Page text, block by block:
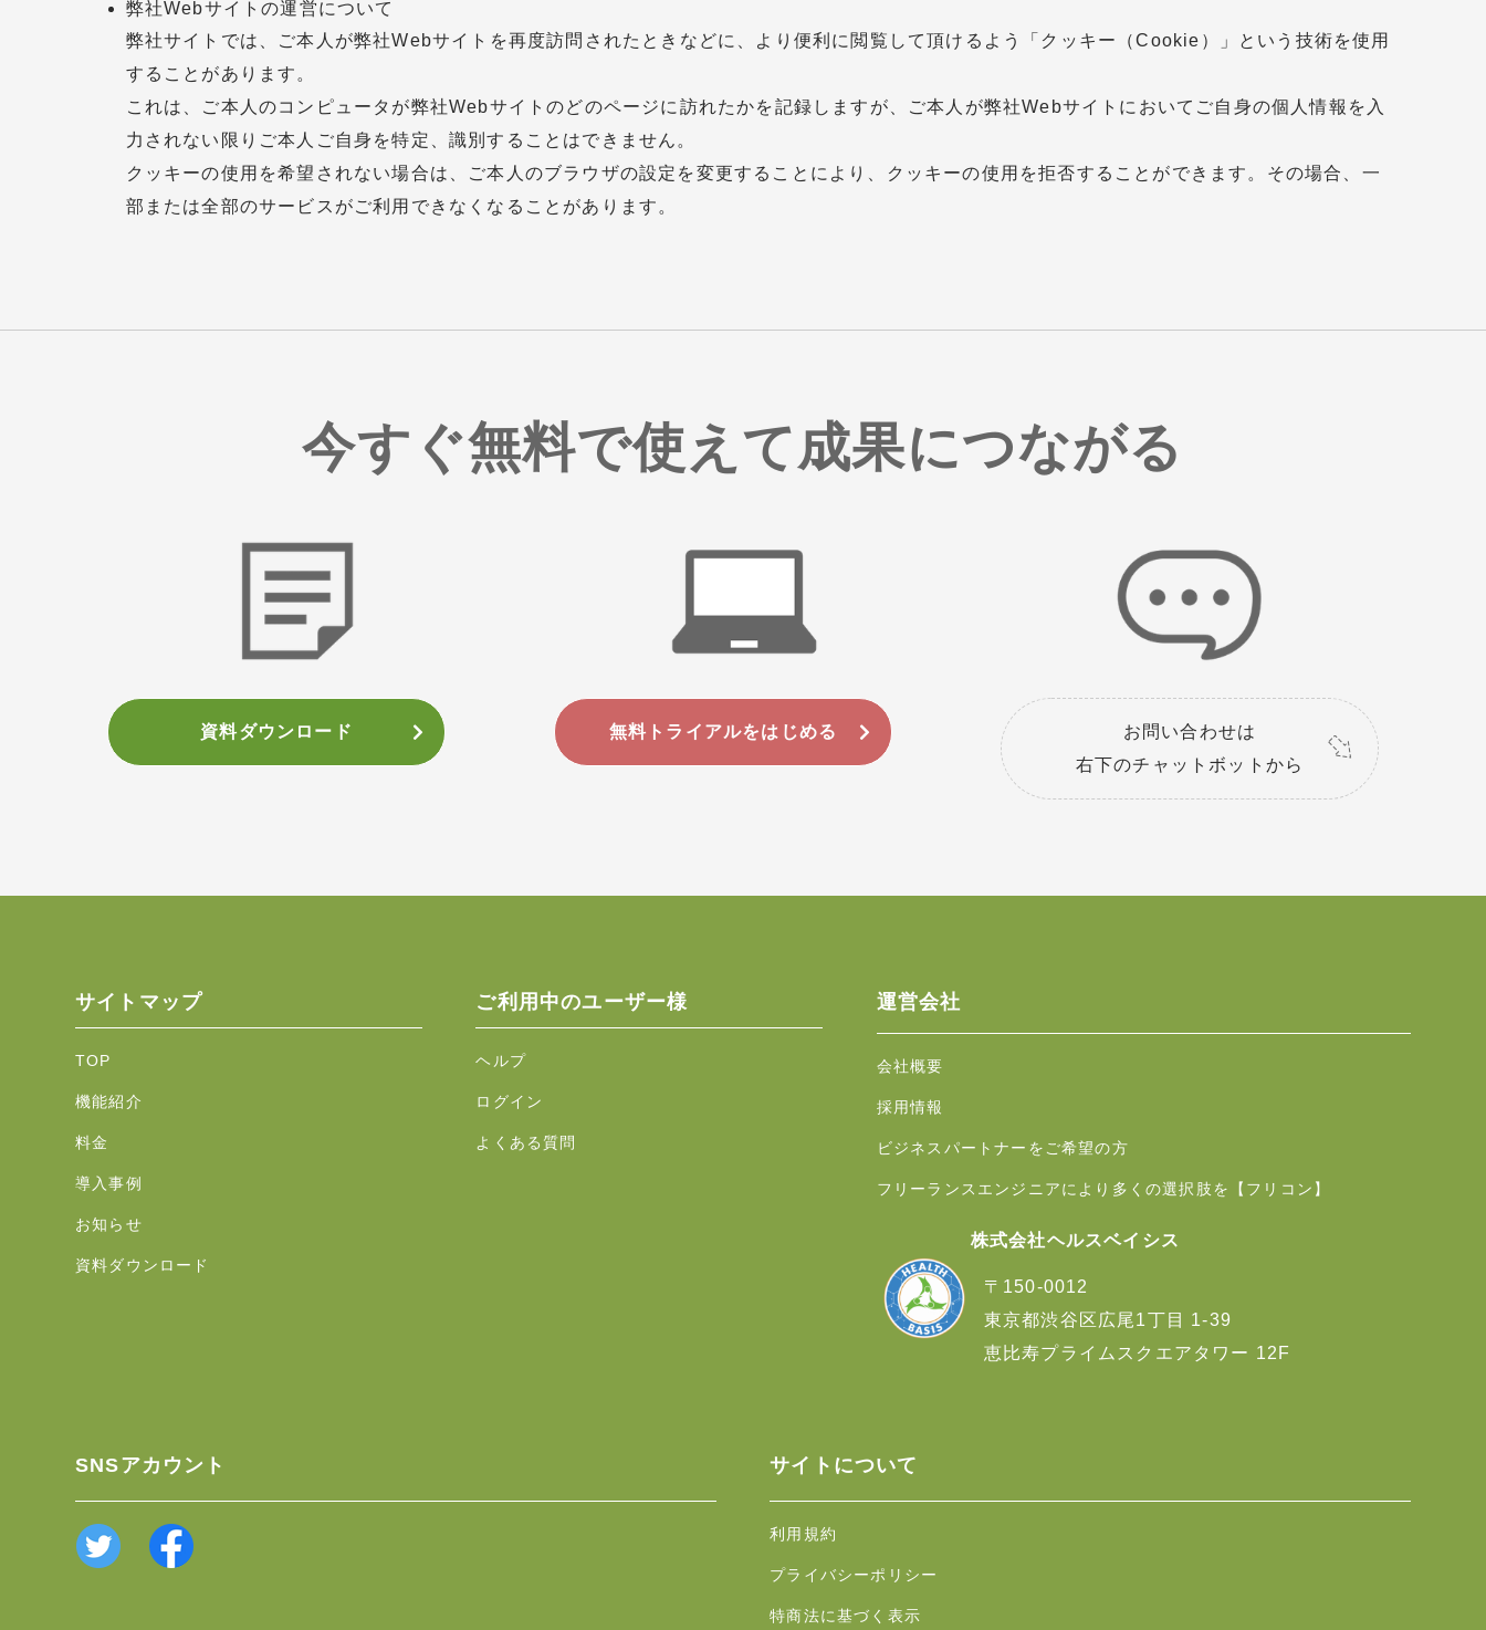
弊社Webサイトの運営について
弊社サイトでは、ご本人が弊社Webサイトを再度訪問されたときなどに、より便利に閲覧して頂けるよう「クッキー（Cookie）」という技術を使用
することがあります。
これは、ご本人のコンピュータが弊社Webサイトのどのページに訪れたかを記録しますが、ご本人が弊社Webサイトにおいてご自身の個人情報を入
力されない限りご本人ご自身を特定、識別することはできません。
クッキーの使用を希望されない場合は、ご本人のブラウザの設定を変更することにより、クッキーの使用を拒否することができます。その場合、一
部または全部のサービスがご利用できなくなることがあります。
今すぐ無料で使えて成果につながる
資料ダウンロード 無料トライアルをはじめる
お問い合わせは
右下のチャットボットから
サイトマップ
TOP
機能紹介
料金
導入事例
お知らせ
資料ダウンロード
ご利用中のユーザー様
ヘルプ
ログイン
よくある質問
運営会社
会社概要
採用情報
ビジネスパートナーをご希望の方
フリーランスエンジニアにより多くの選択肢を【フリコン】
株式会社ヘルスベイシス
〒150-0012
東京都渋谷区広尾1丁目 1-39
恵比寿プライムスクエアタワー 12F
SNSアカウント サイトについて
利用規約
プライバシーポリシー
特商法に基づく表示